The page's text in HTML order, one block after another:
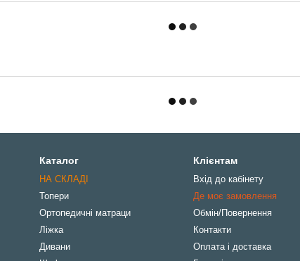
Каталог
НА СКЛАДІ
Топери
Ортопедичні матраци
Ліжка
Дивани
Клієнтам
Вхід до кабінету
Де моє замовлення
Обмін/Повернення
Контакти
Оплата і доставка